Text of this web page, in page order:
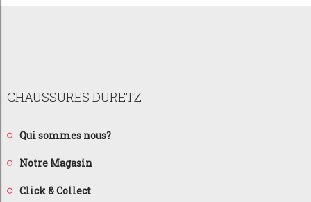
CHAUSSURES DURETZ
Qui sommes nous?
Notre Magasin
Click & Collect